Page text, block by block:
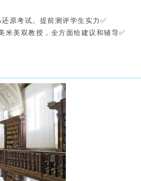
原考试。提前测评学生实力✅
米美双教授，全方面给建议和辅导✅